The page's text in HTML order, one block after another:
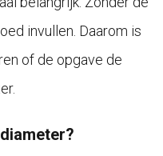
invullen. Daarom is
of de opgave de